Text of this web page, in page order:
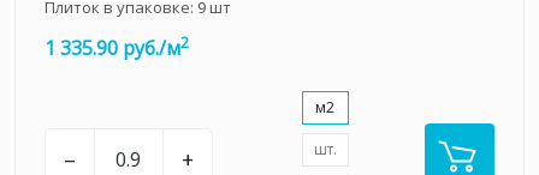
Плиток в упаковке: 9шт
1 335.90 руб./м2
– +
м2
шт.